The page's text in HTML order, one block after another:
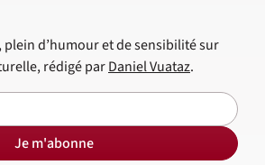
plein d’humour et de sensibilité sur
rédigé parDaniel Vuataz.
Je m'abonne